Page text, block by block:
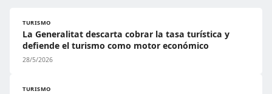
TURISMO
La Generalitat descarta cobrar la tasa turística y
defiende el turismo como motor económico
28/5/2026
TURISMO